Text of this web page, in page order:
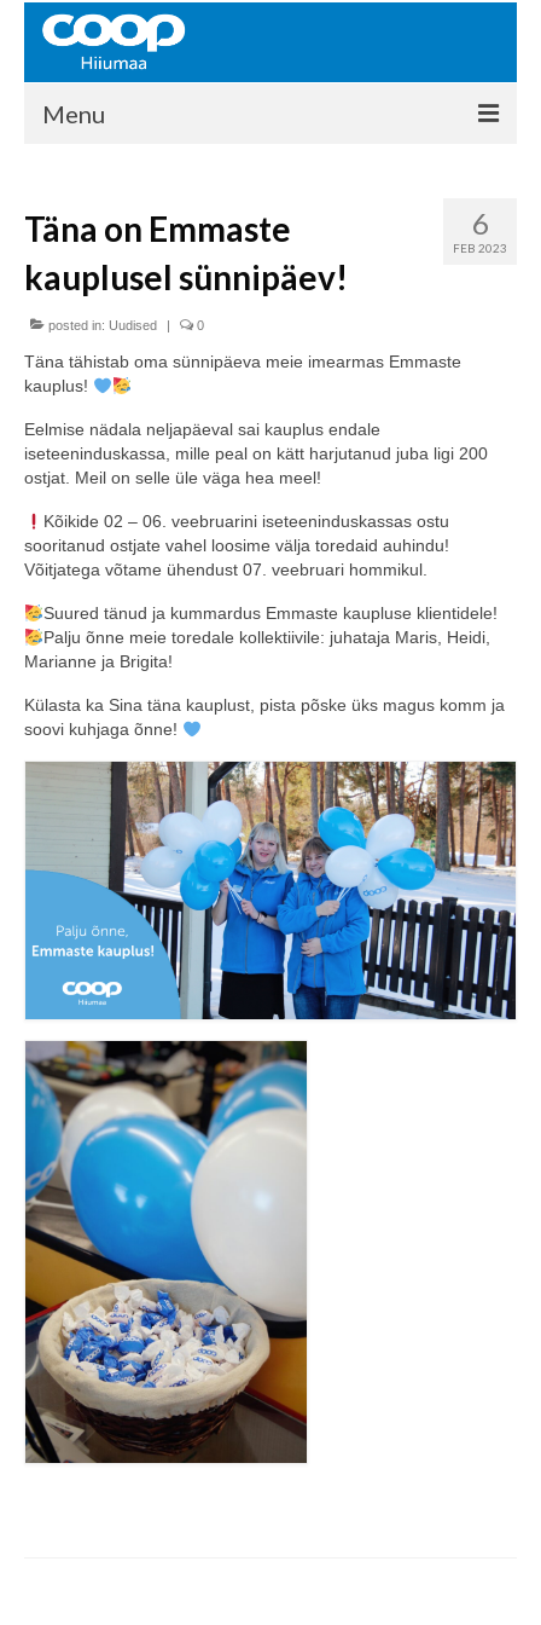
Menu
Kontakt
Liikmed
Ajalugu
KAUPLUSED
EHITUSKESKUS
KAUBAMAJA
KAMPAANIAD
COOP KLIENDIKAART
KINKEKAART
PAKUME TÖÖD
HIIUMAA KÖÖK JA PAGAR
MEIE PANUS
6
FEB 2023
Täna on Emmaste
kauplusel sünnipäev!
posted in: Uudised | 0
Täna tähistab oma sünnipäeva meie imearmas Emmaste
kauplus!
Eelmise nädala neljapäeval sai kauplus endale
iseteeninduskassa, mille peal on kätt harjutanud juba ligi 200
ostjat. Meil on selle üle väga hea meel!
Kõikide 02 – 06. veebruarini iseteeninduskassas ostu
sooritanud ostjate vahel loosime välja toredaid auhindu!
Võitjatega võtame ühendust 07. veebruari hommikul.
Suured tänud ja kummardus Emmaste kaupluse klientidele!
Palju õnne meie toredale kollektiivile: juhataja Maris, Heidi,
Marianne ja Brigita!
Külasta ka Sina täna kauplust, pista põske üks magus komm ja
soovi kuhjaga õnne!